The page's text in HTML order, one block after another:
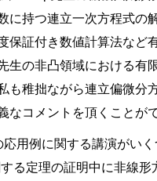
に持つ連立一次方程式の
保証付き数値計算法など
生の非凸領域における有
も稚拙ながら連立偏微分
コメントを頂くことが
用例に関する講演がい
る定理の証明中に非線形